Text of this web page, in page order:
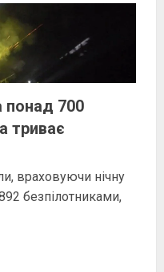
700
триває
враховуючи нічну
безпілотниками,